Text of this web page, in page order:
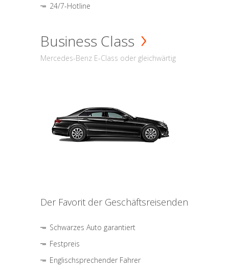
24/7-Hotline
Business Class
Mercedes-Benz E-Class oder gleichwärtig
Der Favorit der Geschäftsreisenden
Schwarzes Auto garantiert
Festpreis
Englischsprechender Fahrer